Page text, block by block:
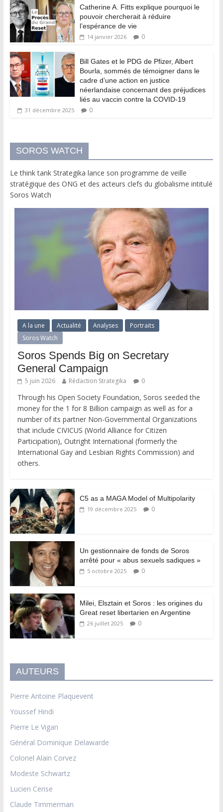
Catherine A. Fitts explique pourquoi le
pouvoir chercherait à réduire
l’espérance de vie
14 janvier 2026 0
Bill Gates et le PDG de Pfizer, Albert
Bourla, sommés de témoigner dans le
cadre d’une action en justice
néerlandaise concernant des préjudices
liés au vaccin contre la COVID-19
31 décembre 2025 0
SOROS WATCH
Le think tank Strategika lance son programme de veille
stratégique des ONG et des acteurs clefs du globalisme intitulé
Soros Watch
A la une Actualité Analyses
Portraits
Soros Watch
Soros Spends Big on Secretary
General Campaign
5 juin 2026 Rédaction Strategika 0
Through his Open Society Foundation, Soros seeded the
money for the 1 for 8 Billion campaign as well as for a
number of its partner Non-Governmental Organizations
that include CIVICUS (World Alliance for Citizen
Participation), Outright International (formerly the
International Gay and Lesbian Rights Commission) and
others.
C5 as a MAGA Model of Multipolarity
19 décembre 2025 0
Un gestionnaire de fonds de Soros
arrêté pour « abus sexuels sadiques »
5 octobre 2025 0
Milei, Elsztain et Soros : les origines du
Great reset libertarien en Argentine
26 juillet 2025 0
AUTEURS
Pierre Antoine Plaquevent
Youssef Hindi
Pierre Le Vigan
Général Dominique Delawarde
Colonel Alain Corvez
Modeste Schwartz
Lucien Cerise
Claude Timmerman